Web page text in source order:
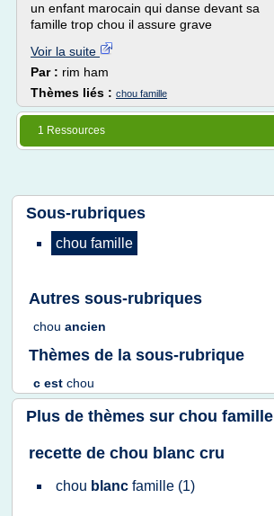
un enfant marocain qui danse devant sa
famille trop chou il assure grave
Voir la suite
Par : rim ham
Thèmes liés : chou famille
1 Ressources
Sous-rubriques
chou famille
Autres sous-rubriques
chou ancien
Thèmes de la sous-rubrique
c est chou
Plus de thèmes sur chou famille
recette de chou blanc cru
chou blanc famille (1)